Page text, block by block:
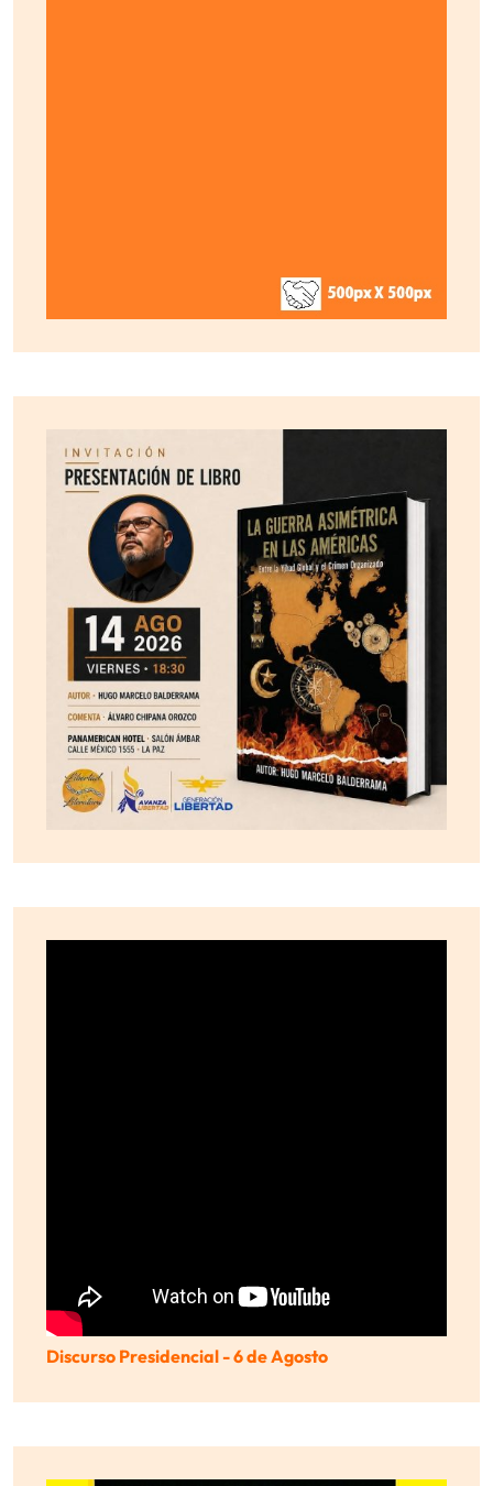
Discurso Presidencial - 6 de Agosto